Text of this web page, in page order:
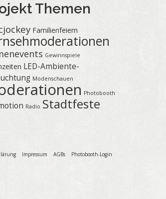
Themen
Familienfeiern
Gewinnspiele
LED-Ambiente-
Modenschauen
Photobooth
Radio Stadtfeste
Impressum AGBs Photobooth-Login